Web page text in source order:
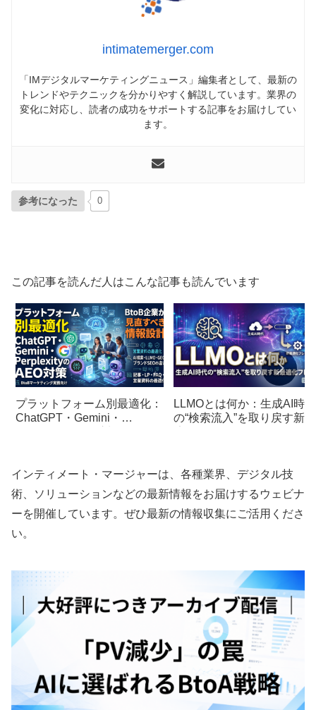
intimatemerger.com
「IMデジタルマーケティングニュース」編集者として、最新の
トレンドやテクニックを分かりやすく解説しています。業界の
変化に対応し、読者の成功をサポートする記事をお届けしてい
ます。
参考になった 0
この記事を読んだ人はこんな記事も読んでいます
プラットフォーム別最適化：
ChatGPT・Gemini・
LLMOとは何か：生成AI時代
の“検索流入”を取り戻す新最
インティメート・マージャーは、各種業界、デジタル技
術、ソリューションなどの最新情報をお届けするウェビナ
ーを開催しています。ぜひ最新の情報収集にご活用くださ
い。